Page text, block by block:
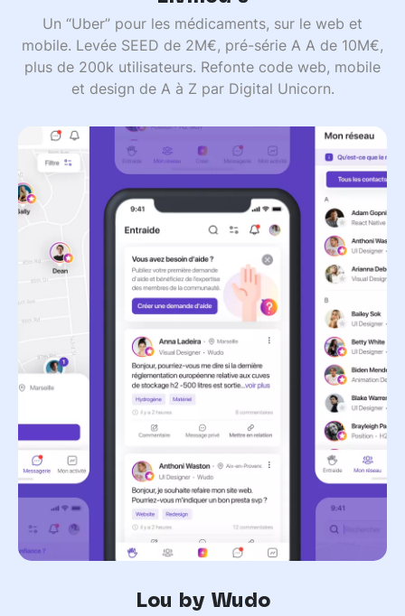
Un “Uber” pour les médicaments, sur le web et
mobile. Levée SEED de 2M€, pré-série A A de 10M€,
plus de 200k utilisateurs. Refonte code web, mobile
et design de A à Z par Digital Unicorn.
Lou by Wudo